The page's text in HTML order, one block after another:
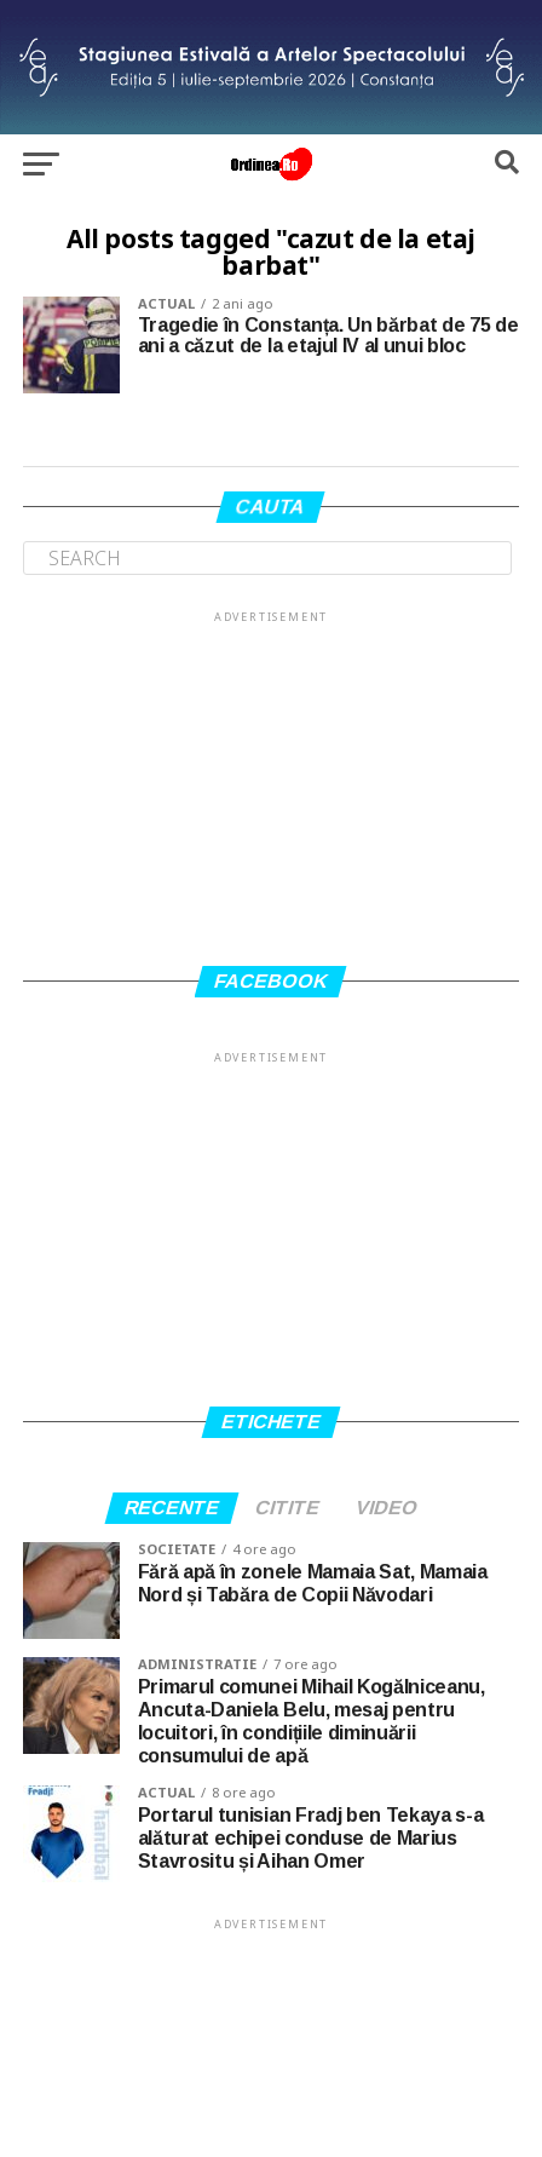
All posts tagged "cazut de la etaj
barbat"
ACTUAL 2 ani ago
Tragedie în Constanța. Un bărbat de 75 de
ani a căzut de la etajul IV al unui bloc
CAUTA
ADVERTISEMENT
FACEBOOK
ADVERTISEMENT
ETICHETE
RECENTE CITITE VIDEO
SOCIETATE 4 ore ago
Fără apă în zonele Mamaia Sat, Mamaia
Nord și Tabăra de Copii Năvodari
ADMINISTRATIE 7 ore ago
Primarul comunei Mihail Kogălniceanu,
Ancuta-Daniela Belu, mesaj pentru
locuitori, în condițiile diminuării
consumului de apă
ACTUAL 8 ore ago
Portarul tunisian Fradj ben Tekaya s-a
alăturat echipei conduse de Marius
Stavrositu și Aihan Omer
ADVERTISEMENT